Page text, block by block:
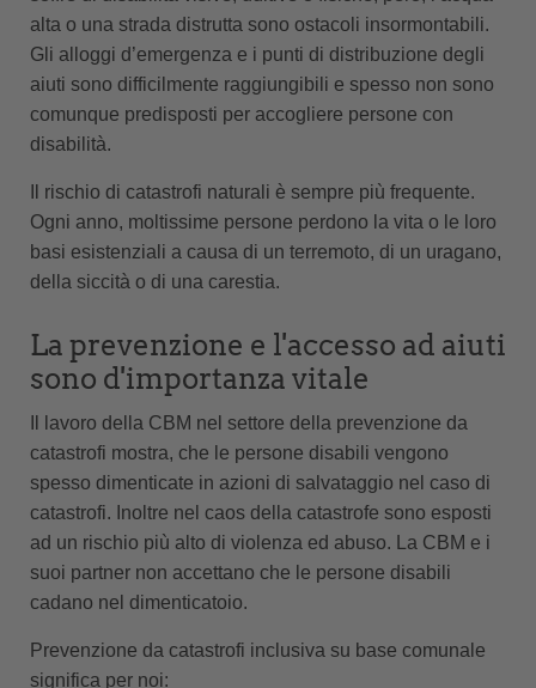
alta o una strada distrutta sono ostacoli insormontabili.
Gli alloggi d’emergenza e i punti di distribuzione degli
aiuti sono difficilmente raggiungibili e spesso non sono
comunque predisposti per accogliere persone con
disabilità.
Il rischio di catastrofi naturali è sempre più frequente.
Ogni anno, moltissime persone perdono la vita o le loro
basi esistenziali a causa di un terremoto, di un uragano,
della siccità o di una carestia.
La prevenzione e l'accesso ad aiuti
sono d'importanza vitale
Il lavoro della CBM nel settore della prevenzione da
catastrofi mostra, che le persone disabili vengono
spesso dimenticate in azioni di salvataggio nel caso di
catastrofi. Inoltre nel caos della catastrofe sono esposti
ad un rischio più alto di violenza ed abuso. La CBM e i
suoi partner non accettano che le persone disabili
cadano nel dimenticatoio.
Prevenzione da catastrofi inclusiva su base comunale
significa per noi: